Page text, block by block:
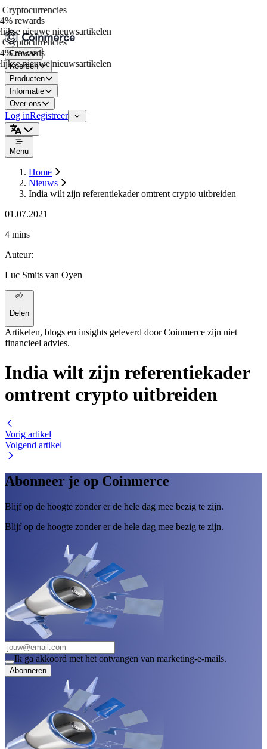
rewards
nieuwe nieuwsartikelen
rewards
nieuwe nieuwsartikelen
Coins
Koersen
Producten
Informatie
Over ons
Log inRegistreer
Menu
Home
Nieuws
India wilt zijn referentiekader omtrent crypto uitbreiden
01.07.2021
4 mins
Auteur:
Luc Smits van Oyen
Delen
Artikelen, blogs en insights geleverd door Coinmerce zijn niet
financieel advies.
India wilt zijn referentiekader
omtrent crypto uitbreiden
Vorig artikel
Volgend artikel
Abonneer je op Coinmerce
Blijf op de hoogte zonder er de hele dag mee bezig te zijn.
Blijf op de hoogte zonder er de hele dag mee bezig te zijn.
Ik ga akkoord met het ontvangen van marketing-e-mails.
Abonneren